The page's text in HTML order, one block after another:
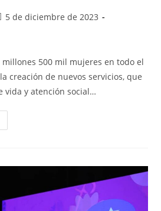
5 de diciembre de 2023
millones 500 mil mujeres en todo el
creación de nuevos servicios, que
vida y atención social…